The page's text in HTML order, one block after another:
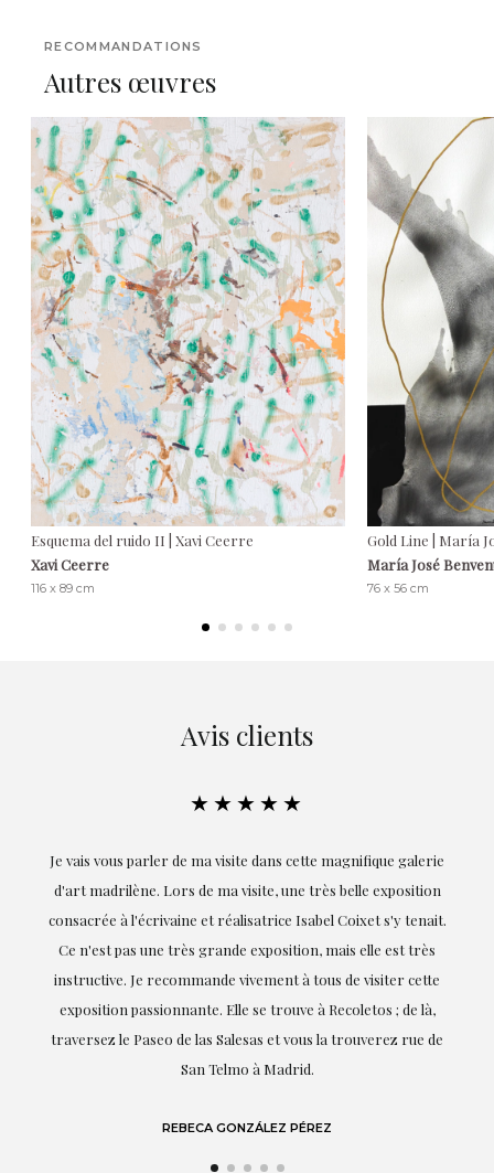
RECOMMANDATIONS
Autres œuvres
Esquema del ruido II | Xavi Ceerre
Xavi Ceerre
116 x 89 cm
Gold Line | María
María José
76 x 56 cm
Avis clients
★★★★★
Exceptionnelle. Maria m'a accompagnée à chaque étape de la
réalisation de ce travail et, dès le début, elle a compris mes
goûts et mes besoins ; sa proximité, son empathie et son
professionnalisme ont été présents à chaque instant,
soulignant (bien sûr) son amour et sa connaissance de ce
dont elle parle : l'art.
LAURA GUTIÉRREZ